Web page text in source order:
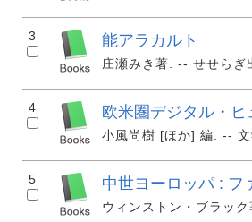
3 能アラカルト
庄瀬みき著. -- せせらぎ
4 欧米圏デジタル・
小風尚樹 [ほか] 編. -- 文
5 中世ヨーロッパ : フ
ウィンストン・ブラッ